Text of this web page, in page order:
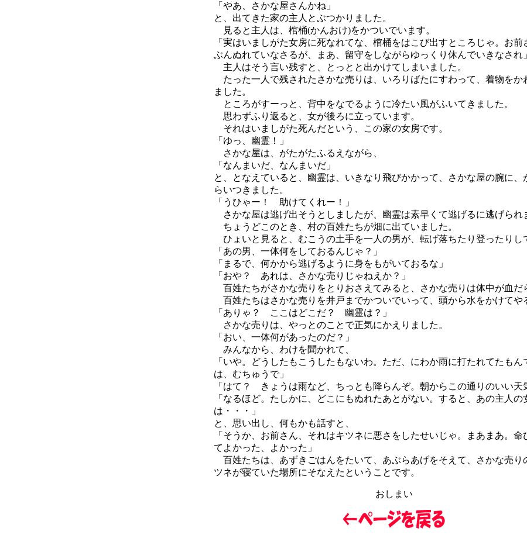
「やあ、さかな屋さんかね」
と、出てきた家の主人とぶつかりました。
見ると主人は、棺桶(かんおけ)をかついでいます。
「実はいましがた女房に死なれてな、棺桶をはこび出すところじゃ。お前
ぶんぬれていなさるが、まあ、留守をしながらゆっくり休んでいきなされ」
主人はそう言い残すと、とっとと出かけてしまいました。
たった一人で残されたさかな売りは、いろりばたにすわって、着物をか
ました。
ところがすーっと、背中をなでるように冷たい風がふいてきました。
思わずふり返ると、女が後ろに立っています。
それはいましがた死んだという、この家の女房です。
「ゆっ、幽霊！」
さかな屋は、がたがたふるえながら、
「なんまいだ、なんまいだ」
と、となえていると、幽霊は、いきなり飛びかかって、さかな屋の腕に、
らいつきました。
「うひゃー！ 助けてくれー！」
さかな屋は逃げ出そうとしましたが、幽霊は素早くて逃げるに逃げられ
ちょうどこのとき、村の百姓たちが畑に出ていました。
ひょいと見ると、むこうの土手を一人の男が、転げ落ちたり登ったりし
「あの男、一体何をしておるんじゃ？」
「まるで、何かから逃げるように身をもがいておるな」
「おや？ あれは、さかな売りじゃねえか？」
百姓たちがさかな売りをとりおさえてみると、さかな売りは体中が血だ
百姓たちはさかな売りを井戸までかついでいって、頭から水をかけてや
「ありゃ？ ここはどこだ？ 幽霊は？」
さかな売りは、やっとのことで正気にかえりました。
「おい、一体何があったのだ？」
みんなから、わけを聞かれて、
「いや。どうしたもこうしたもないわ。ただ、にわか雨に打たれてたもん
は、むちゅうで」
「はて？ きょうは雨など、ちっとも降らんぞ。朝からこの通りのいい天
「なるほど。たしかに、どこにもぬれたあとがない。すると、あの主人の
は・・・」
と、思い出し、何もかも話すと、
「そうか、お前さん、それはキツネに悪さをしたせいじゃ。まあまあ。命
てよかった、よかった」
百姓たちは、あずきごはんをたいて、あぶらあげをそえて、さかな売り
ツネが寝ていた場所にそなえたということです。
おしまい